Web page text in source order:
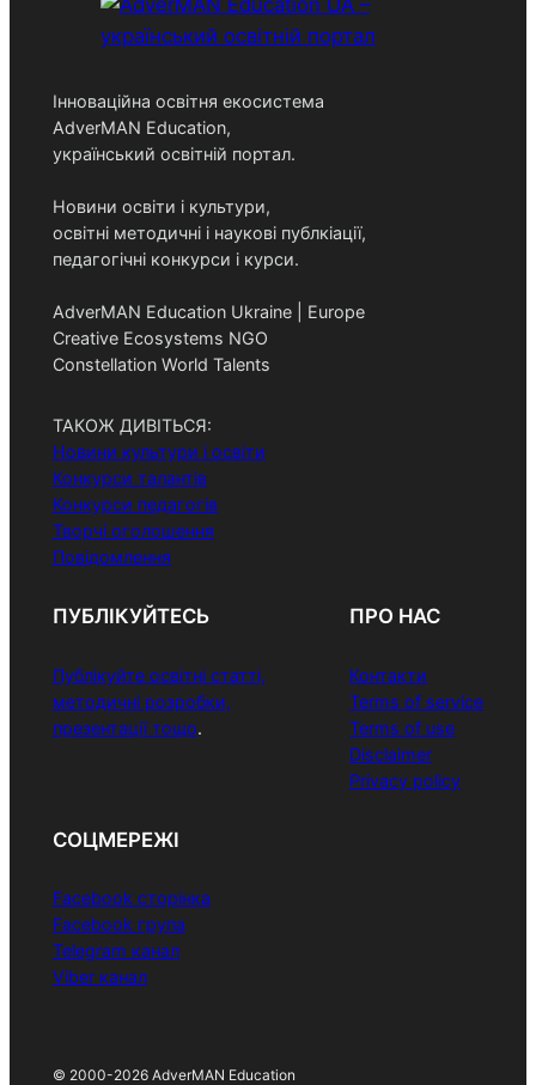
Інноваційна освітня екосистема
AdverMAN Education,
український освітній портал.
Новини освіти і культури,
освітні методичні і наукові публкіації,
педагогічні конкурси і курси.
AdverMAN Education Ukraine | Europe
Creative Ecosystems NGO
Constellation World Talents
ТАКОЖ ДИВІТЬСЯ:
Новини культури і освіти
Конкурси талантів
Конкурси педагогів
Творчі оголошення
Повідомлення
ПУБЛІКУЙТЕСЬ
Публікуйте освітні статті,
методичні розробки,
презентації тощо.
ПРО НАС
Контакти
Terms of service
Terms of use
Disclaimer
Privacy policy
СОЦМЕРЕЖІ
Facebook сторінка
Facebook група
Telegram канал
Viber канал
© 2000-2026 AdverMAN Education